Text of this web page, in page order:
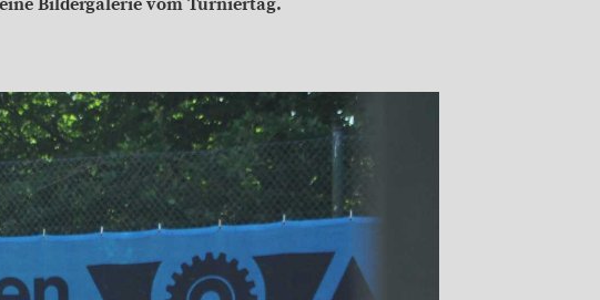
Bildergalerie vom Turniertag.